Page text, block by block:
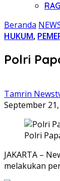
Beranda
HUKUM,
Polri
Tamrin
September
Polri
JAKARTA –
melakukan